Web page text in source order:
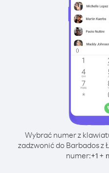
Wybrać numer z
zadzwonić do Barbados z
numer:+1 +